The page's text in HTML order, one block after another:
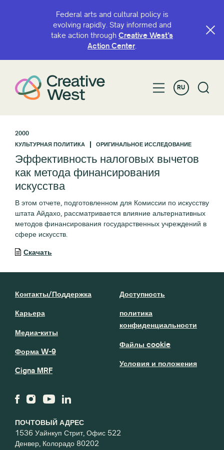
Federal arts and cultural policy is
evolving rapidly. Stay informed and
take action through Creative West’s
Action Center.
RU
2000
КУЛЬТУРНАЯ ПОЛИТИКА
ОРИГИНАЛЬНОЕ ИССЛЕДОВАНИЕ
Эффективность налоговых вычетов
как метода финансирования
искусства
В этом отчете, подготовленном для Комиссии по искусству
штата Айдахо, рассматривается влияние альтернативных
методов финансирования государственных учреждений в
сфере искусств.
Скачать
ПОЧТОВЫЙ АДРЕС
1536 Уайнкуп Стрит, Офис 522
Денвер, Колорадо 80202
Контакты/Поддержка
Карьера
Медиа-киты
Форма W-9
Cigna MRF
Доступность
политика
конфиденциальности
Файлы cookie
Условия и положения